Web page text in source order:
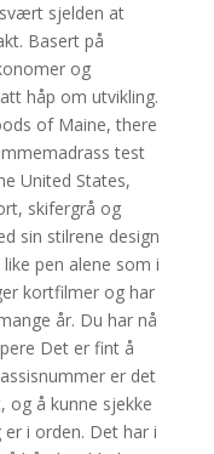
sjelden at
Basert på
og
håp om utvikling.
of Maine, there
test
United States,
skifergrå og
sin stilrene design
pen alene som i
kortfilmer og har
år. Du har nå
Det er fint å
er det
og å kunne sjekke
i orden. Det har i